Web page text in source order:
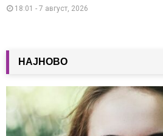
18:01 - 7 август, 2026
НАЈНОВО